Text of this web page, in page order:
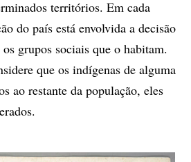
territórios. Em cada
do país está envolvida a decisão
grupos sociais que o habitam.
que os indígenas de alguma
ao restante da população, eles